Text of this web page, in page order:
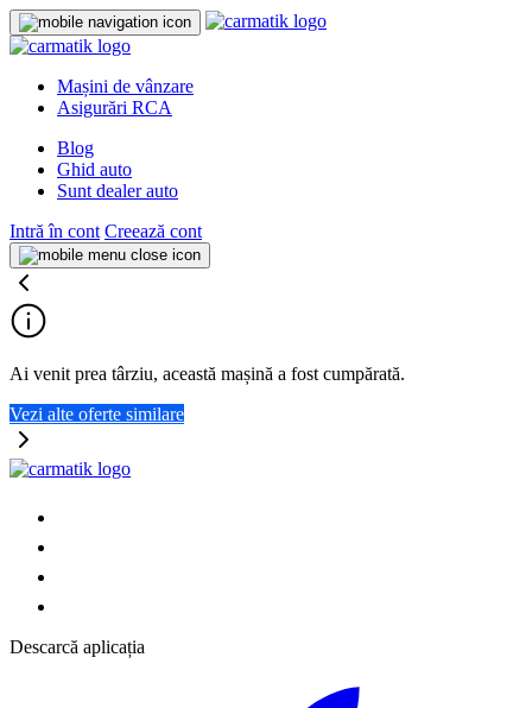
Mașini de vânzare
Asigurări RCA
Blog
Ghid auto
Sunt dealer auto
Intră în cont Creează cont
Ai venit prea târziu, această mașină a fost cumpărată.
Vezi alte oferte similare
Descarcă aplicația